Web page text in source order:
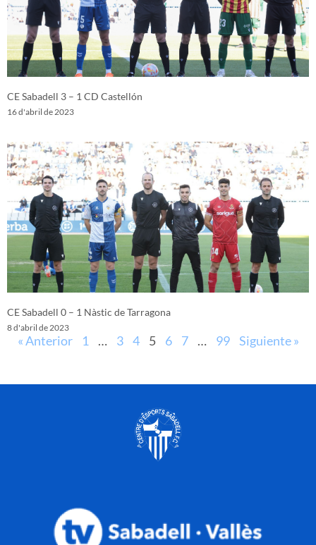
CE Sabadell 3 – 1 CD Castellón
16 d'abril de 2023
CE Sabadell 0 – 1 Nàstic de Tarragona
8 d'abril de 2023
« Anterior 1 … 3 4 5 6 7 … 99 Siguiente »